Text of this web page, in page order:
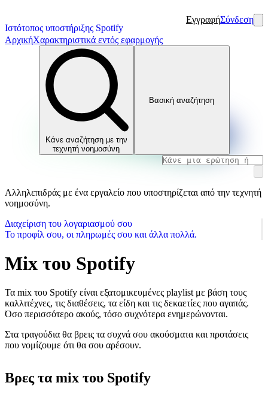
Ιστότοπος υποστήριξης Spotify
ΕγγραφήΣύνδεση
ΑρχικήΧαρακτηριστικά εντός εφαρμογής
Κάνε αναζήτηση με την
τεχνητή νοημοσύνη
Βασική αναζήτηση
Αλληλεπιδράς με ένα εργαλείο που υποστηρίζεται από την τεχνητή
νοημοσύνη.
Διαχείριση του λογαριασμού σου
Το προφίλ σου, οι πληρωμές σου και άλλα πολλά.
Mix του Spotify
Τα mix του Spotify είναι εξατομικευμένες playlist με βάση τους
καλλιτέχνες, τις διαθέσεις, τα είδη και τις δεκαετίες που αγαπάς.
Όσο περισσότερο ακούς, τόσο συχνότερα ενημερώνονται.
Στα τραγούδια θα βρεις τα συχνά σου ακούσματα και προτάσεις
που νομίζουμε ότι θα σου αρέσουν.
Βρες τα mix του Spotify